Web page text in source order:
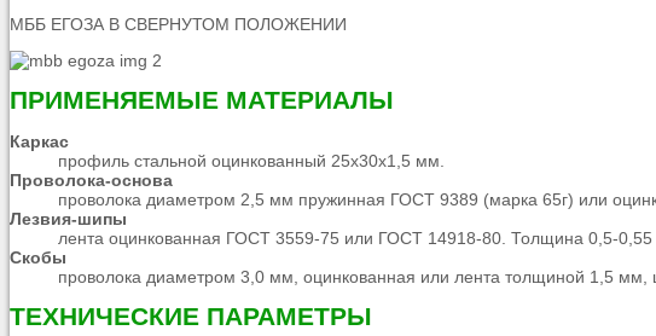
МББ ЕГОЗА В СВЕРНУТОМ ПОЛОЖЕНИИ
ПРИМЕНЯЕМЫЕ МАТЕРИАЛЫ
Каркас
профиль стальной оцинкованный 25х30х1,5 мм.
Проволока-основа
проволока диаметром 2,5 мм пружинная ГОСТ 9389 (марка 65г) или
Лезвия-шипы
лента оцинкованная ГОСТ 3559-75 или ГОСТ 14918-80. Толщина 0,5-0,55
Скобы
проволока диаметром 3,0 мм, оцинкованная или лента толщиной 1,5
ТЕХНИЧЕСКИЕ ПАРАМЕТРЫ